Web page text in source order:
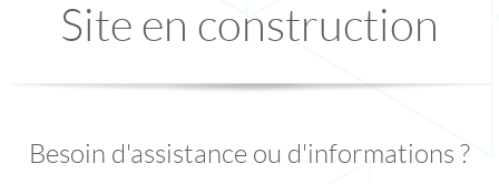
Site en construction
Besoin d'assistance ou d'informations ?